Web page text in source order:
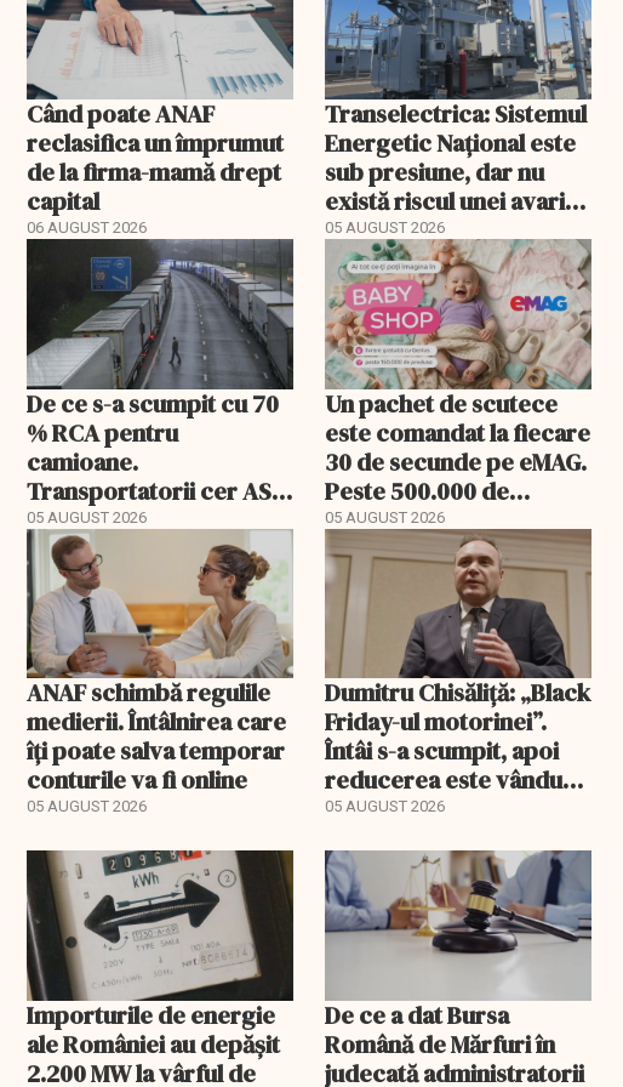
Când poate ANAF
reclasifica un împrumut
de la firma-mamă drept
capital
06 AUGUST 2026
Transelectrica: Sistemul
Energetic Național este
sub presiune, dar nu
există riscul unei avarii
majore
05 AUGUST 2026
De ce s-a scumpit cu 70
% RCA pentru
camioane.
Transportatorii cer ASF
să publice tarifele
05 AUGUST 2026
Un pachet de scutece
este comandat la fiecare
30 de secunde pe eMAG.
Peste 500.000 de
comenzi pentru
bebeluși au fost cu
livrare a doua
05 AUGUST 2026
ANAF schimbă regulile
medierii. Întâlnirea care
îți poate salva temporar
conturile va fi online
05 AUGUST 2026
Dumitru Chisăliță: „Black
Friday-ul motorinei”.
Întâi s-a scumpit, apoi
reducerea este vândută
drept ajutor
05 AUGUST 2026
Importurile de energie
ale României au depășit
2.200 MW la vârful de
De ce a dat Bursa
Română de Mărfuri în
judecată administratorii